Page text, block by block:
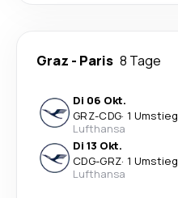
Graz - Paris 8 Tage
Di 06 Okt.
GRZ-CDG· 1 Umstieg
Lufthansa
Di 13 Okt.
CDG-GRZ· 1 Umstieg
Lufthansa